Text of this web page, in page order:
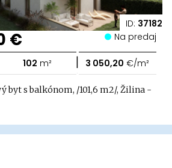
ID: 37182
€ Na predaj
102 m² | 3 050,20 €/m²
byt s balkónom, /101,6 m2/, Žilina -